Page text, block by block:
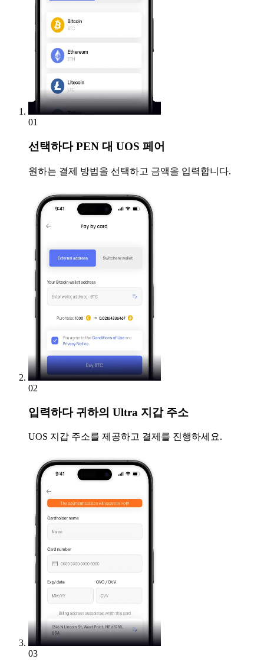
01
선택하다PEN 대 UOS 페어
원하는 결제 방법을 선택하고 금액을 입력합니다.
02
입력하다귀하의 Ultra 지갑 주소
UOS 지갑 주소를 제공하고 결제를 진행하세요.
03